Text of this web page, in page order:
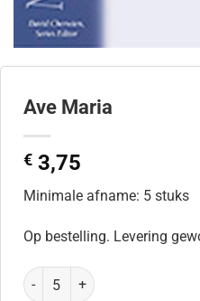
Ave Maria
€ 3,75
Minimale afname: 5 stuks
Op bestelling. Levering
Ave Maria aantal